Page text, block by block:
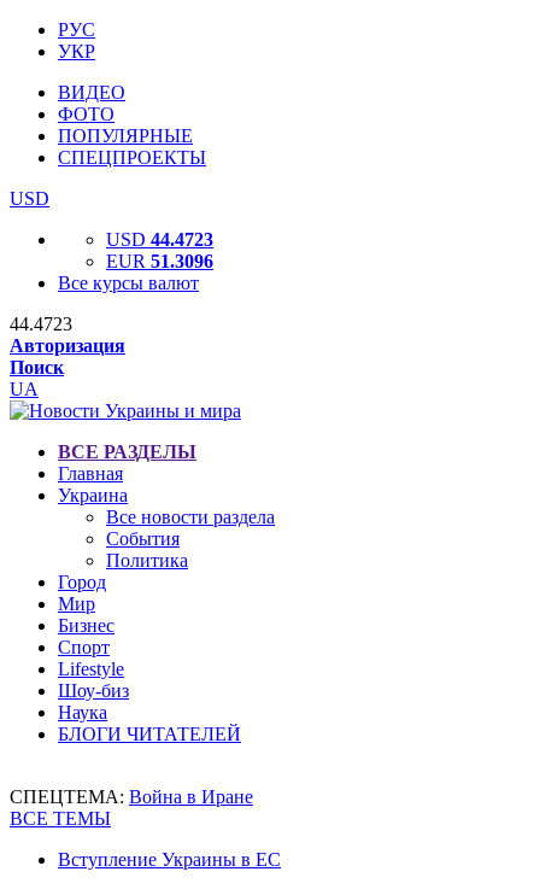
РУС
УКР
ВИДЕО
ФОТО
ПОПУЛЯРНЫЕ
СПЕЦПРОЕКТЫ
USD
USD 44.4723
EUR 51.3096
Все курсы валют
44.4723
Авторизация
Поиск
UA
ВСЕ РАЗДЕЛЫ
Главная
Украина
Все новости раздела
События
Политика
Город
Мир
Бизнес
Спорт
Lifestyle
Шоу-биз
Наука
БЛОГИ ЧИТАТЕЛЕЙ
СПЕЦТЕМА: Война в Иране
ВСЕ ТЕМЫ
Вступление Украины в ЕС